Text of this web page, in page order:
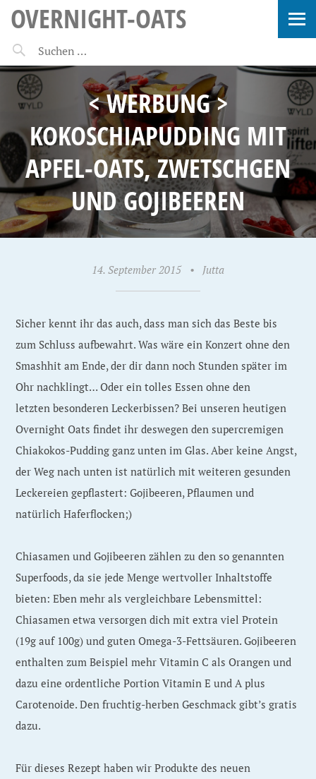
OVERNIGHT-OATS
< WERBUNG >
KOKOSCHIAPUDDING MIT
APFEL-OATS, ZWETSCHGEN
UND GOJIBEEREN
14. September 2015 • Jutta
Sicher kennt ihr das auch, dass man sich das Beste bis
zum Schluss aufbewahrt. Was wäre ein Konzert ohne den
Smashhit am Ende, der dir dann noch Stunden später im
Ohr nachklingt… Oder ein tolles Essen ohne den
letzten besonderen Leckerbissen? Bei unseren heutigen
Overnight Oats findet ihr deswegen den supercremigen
Chiakokos-Pudding ganz unten im Glas. Aber keine Angst,
der Weg nach unten ist natürlich mit weiteren gesunden
Leckereien gepflastert: Gojibeeren, Pflaumen und
natürlich Haferflocken;)
Chiasamen und Gojibeeren zählen zu den so genannten
Superfoods, da sie jede Menge wertvoller Inhaltstoffe
bieten: Eben mehr als vergleichbare Lebensmittel:
Chiasamen etwa versorgen dich mit extra viel Protein
(19g auf 100g) und guten Omega-3-Fettsäuren. Gojibeeren
enthalten zum Beispiel mehr Vitamin C als Orangen und
dazu eine ordentliche Portion Vitamin E und A plus
Carotenoide. Den fruchtig-herben Geschmack gibt’s gratis
dazu.
Für dieses Rezept haben wir Produkte des neuen